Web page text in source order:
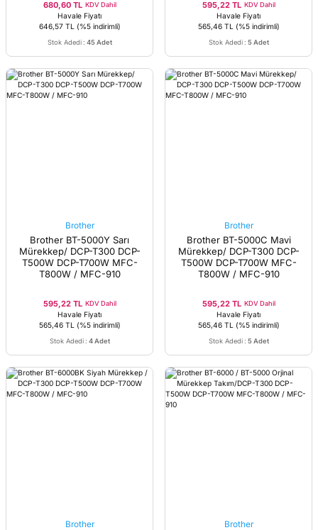
680,60 TL KDV Dahil
Havale Fiyatı
646,57 TL
(%5 indirimli)
Stok Adedi : 45 Adet
595,22 TL KDV Dahil
Havale Fiyatı
565,46 TL
(%5 indirimli)
Stok Adedi : 5 Adet
Brother
Brother BT-5000Y Sarı
Mürekkep/ DCP-T300 DCP-
T500W DCP-T700W MFC-
T800W / MFC-910
595,22 TL KDV Dahil
Havale Fiyatı
565,46 TL
(%5 indirimli)
Stok Adedi : 4 Adet
Brother
Brother BT-5000C Mavi
Mürekkep/ DCP-T300 DCP-
T500W DCP-T700W MFC-
T800W / MFC-910
595,22 TL KDV Dahil
Havale Fiyatı
565,46 TL
(%5 indirimli)
Stok Adedi : 5 Adet
Brother Brother